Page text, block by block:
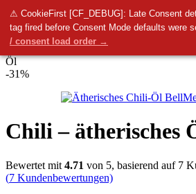
⚠ CookieFirst [CF_DEBUG]: Late Consent
tag fired before Consent Mode defaults were
/ consent load order →
Menü
0 items 0.00
StartseiteArten von Kosmetika
Öl
-31%
Chili – ätherisches
Bewertet mit 4.71 von 5, basierend auf 7
(7 Kundenbewertungen)